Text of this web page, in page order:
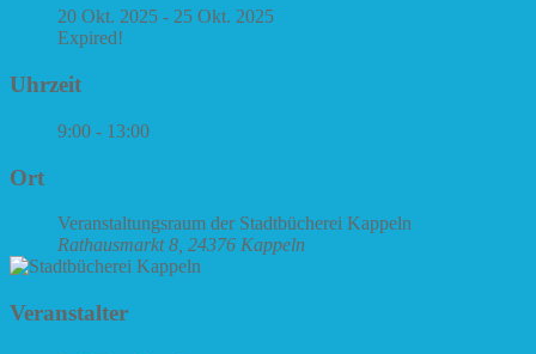
20 Okt. 2025 - 25 Okt. 2025
Expired!
Uhrzeit
9:00 - 13:00
Ort
Veranstaltungsraum der Stadtbücherei Kappeln
Rathausmarkt 8, 24376 Kappeln
Veranstalter